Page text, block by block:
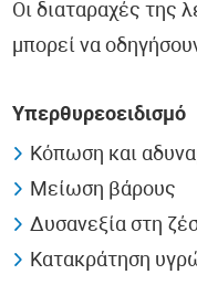
Οι διαταραχές της
μπορεί να
Υπερθυρεοειδισμό
Κόπωση και
Μείωση βάρους
Δυσανεξία στη
Κατακράτηση